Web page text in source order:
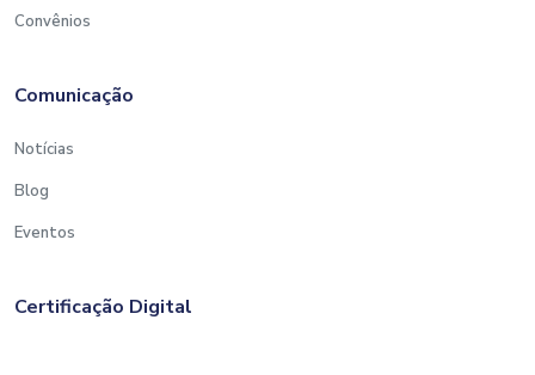
Convênios
Comunicação
Notícias
Blog
Eventos
Certificação Digital